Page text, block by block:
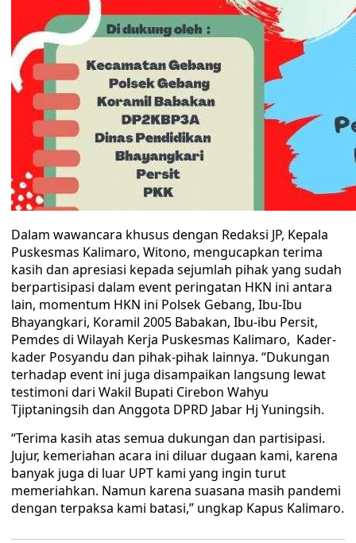
Dalam wawancara khusus dengan Redaksi JP, Kepala
Puskesmas Kalimaro, Witono, mengucapkan terima
kasih dan apresiasi kepada sejumlah pihak yang sudah
berpartisipasi dalam event peringatan HKN ini antara
lain, momentum HKN ini Polsek Gebang, Ibu-Ibu
Bhayangkari, Koramil 2005 Babakan, Ibu-ibu Persit,
Pemdes di Wilayah Kerja Puskesmas Kalimaro, Kader-
kader Posyandu dan pihak-pihak lainnya. “Dukungan
terhadap event ini juga disampaikan langsung lewat
testimoni dari Wakil Bupati Cirebon Wahyu
Tjiptaningsih dan Anggota DPRD Jabar Hj Yuningsih.
“Terima kasih atas semua dukungan dan partisipasi.
Jujur, kemeriahan acara ini diluar dugaan kami, karena
banyak juga di luar UPT kami yang ingin turut
memeriahkan. Namun karena suasana masih pandemi
dengan terpaksa kami batasi,” ungkap Kapus Kalimaro.